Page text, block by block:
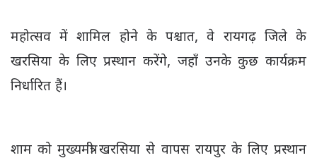
महोत्सव में शामिल होने के पश्चात, वे रायगढ़ जिले के
खरसिया के लिए प्रस्थान करेंगे, जहाँ उनके कुछ कार्यक्रम
निर्धारित हैं।
शाम को मुख्यमंत्री खरसिया से वापस रायपुर के लिए प्रस्थान